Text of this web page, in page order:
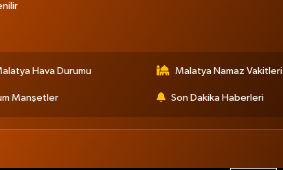
Hava Durumu Malatya Namaz Vakitleri
Manşetler Son Dakika Haberleri